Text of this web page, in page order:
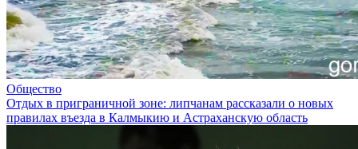
Общество
Отдых в приграничной зоне: липчанам рассказали о новых
правилах въезда в Калмыкию и Астраханскую область